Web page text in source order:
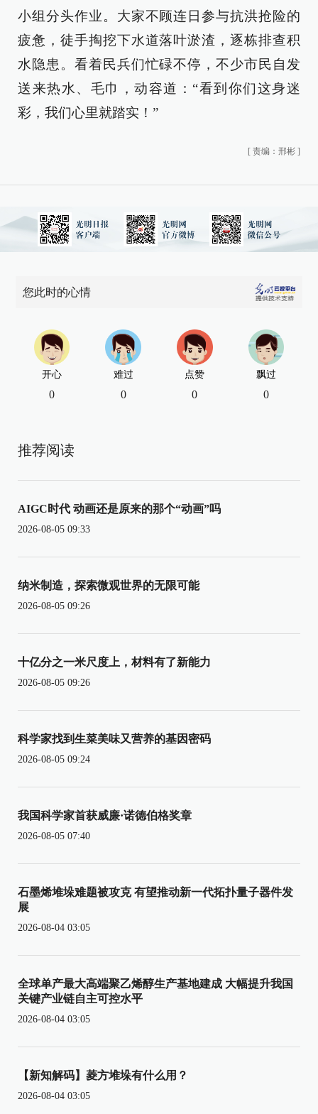
小组分头作业。大家不顾连日参与抗洪抢险的
疲惫，徒手掏挖下水道落叶淤渣，逐栋排查积
水隐患。看着民兵们忙碌不停，不少市民自发
送来热水、毛巾，动容道：“看到你们这身迷
彩，我们心里就踏实！”
[ 责编：邢彬 ]
您此时的心情
开心
0
难过
0
点赞
0
飘过
0
推荐阅读
AIGC时代 动画还是原来的那个“动画”吗
2026-08-05 09:33
纳米制造，探索微观世界的无限可能
2026-08-05 09:26
十亿分之一米尺度上，材料有了新能力
2026-08-05 09:26
科学家找到生菜美味又营养的基因密码
2026-08-05 09:24
我国科学家首获威廉·诺德伯格奖章
2026-08-05 07:40
石墨烯堆垛难题被攻克 有望推动新一代拓扑量子器件发
展
2026-08-04 03:05
全球单产最大高端聚乙烯醇生产基地建成 大幅提升我国
关键产业链自主可控水平
2026-08-04 03:05
【新知解码】菱方堆垛有什么用？
2026-08-04 03:05